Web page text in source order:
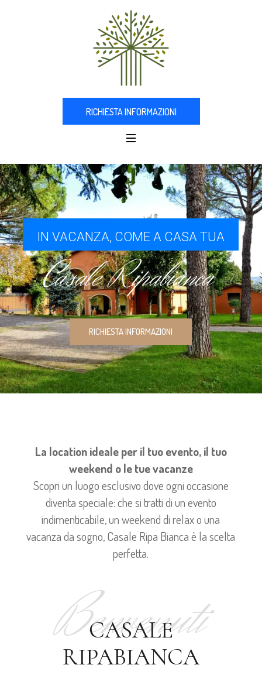
RICHIESTA INFORMAZIONI
IN VACANZA, COME A CASA TUA
CasaleRipabianca
RICHIESTA INFORMAZIONI
La location ideale per il tuo evento, il tuo
weekend o le tue vacanze
Scopri un luogo esclusivo dove ogni occasione
diventa speciale: che si tratti di un evento
indimenticabile, un weekend di relax o una
vacanza da sogno, Casale Ripa Bianca è la scelta
perfetta.
Benvenuti
CASALE
RIPABIANCA